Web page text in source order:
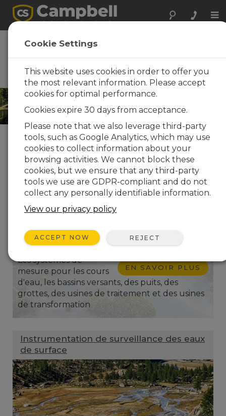
Eau
Les systèmes de mesure et
de contrôle pour les
applications hydrologiques
Choisissez votre solution »
Solutions présentées
Qualité de l'eau
EN SAVOIR PLUS
Les systèmes de
mesure pour les cours
d'eau, les bassins versants, des puits, des
grottes, des usines de traitement et des usines
de transformation
Instrumentation de surveillance des eaux
de surface
Cookie Settings
This website uses cookies in order to offer you
the most relevant information. Please accept
cookies for optimal performance.
Cookies expire 30 days from acceptance.
Please note that we also leverage third-party
tools, such as Google Analytics, which may use
cookies to collect information about your
browsing activities. We cannot block these
cookies, but we ensure that any third-party
tools we use are GDPR-compliant and do not
collect any personally identifiable information.
View our privacy policy
ACCEPT NOW REJECT